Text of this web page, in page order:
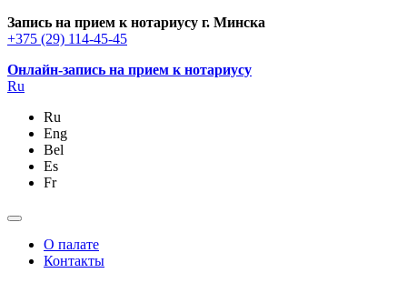
Запись на прием к нотариусу г. Минска
+375 (29) 114-45-45
Онлайн-запись на прием к нотариусу
Ru
Ru
Eng
Bel
Es
Fr
О палате
Контакты